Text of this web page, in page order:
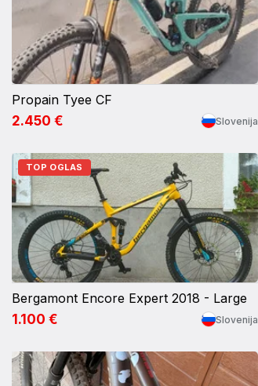
Propain Tyee CF
Slovenija
2.450 €
TOP OGLAS
Bergamont Encore Expert 2018 - Large
Slovenija
1.100 €